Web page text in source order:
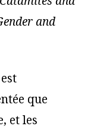
and
que
et les